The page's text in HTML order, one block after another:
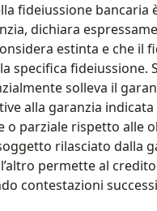
fideiussione bancaria
dichiara
estinta e che il
specifica
solleva il
alla garanzia
parziale rispetto alle
rilasciato dalla
permette al
contestazioni